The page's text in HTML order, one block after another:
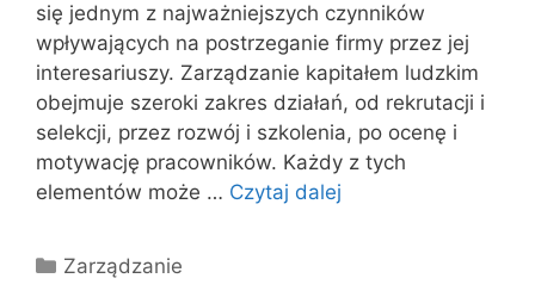
się jednym z najważniejszych czynników
wpływających na postrzeganie firmy przez jej
interesariuszy. Zarządzanie kapitałem ludzkim
obejmuje szeroki zakres działań, od rekrutacji i
selekcji, przez rozwój i szkolenia, po ocenę i
motywację pracowników. Każdy z tych
elementów może … Czytaj dalej
Kategorie
Zarządzanie